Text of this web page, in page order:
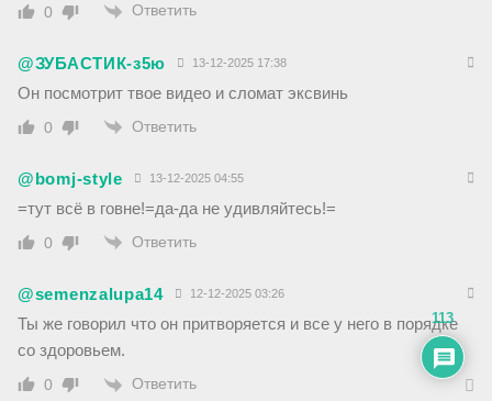
0 Ответить
@ЗУБАСТИК-з5ю 13-12-2025 17:38
Он посмотрит твое видео и сломат эксвинь
0 Ответить
@bomj-style 13-12-2025 04:55
=тут всё в говне!=да-да не удивляйтесь!=
0 Ответить
@semenzalupa14 12-12-2025 03:26
Ты же говорил что он притворяется и все у него в порядке
со здоровьем.
0 Ответить
113